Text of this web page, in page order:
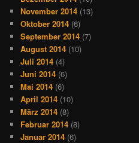
November 2014 (13)
Oktober 2014 (6)
September 2014 (7)
August 2014 (10)
Juli 2014 (4)
Juni 2014 (6)
Mai 2014 (6)
April 2014 (10)
März 2014 (8)
Februar 2014 (8)
Januar 2014 (6)